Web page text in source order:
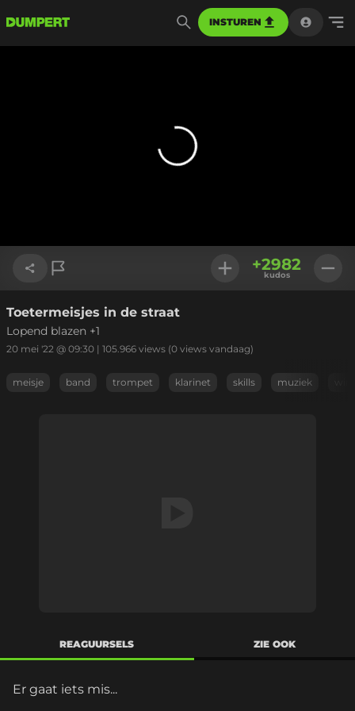
INSTUREN
Link kopiëren
+2982
kudos
Toetermeisjes in de straat
Lopend blazen +1
20 mei '22 @ 09:30 | 105.966 views (0 views vandaag)
meisje band trompet klarinet skills muziek
REAGUURSELS ZIE OOK
Er gaat iets mis...